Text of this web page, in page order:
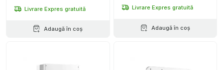
Livrare Expres gratuită
Adaugă în coș
Livrare Expres gratuită
Adaugă în coș